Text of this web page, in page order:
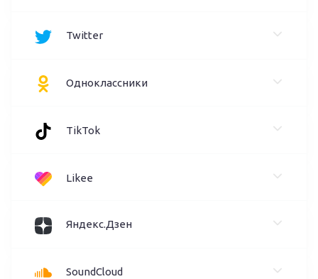
Twitter
Одноклассники
TikTok
Likee
Яндекс.Дзен
SoundCloud